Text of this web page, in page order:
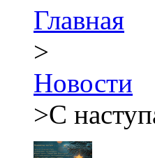
Главная
>
Новости
>С